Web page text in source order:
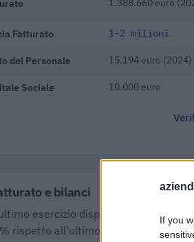
If you
1.388.660 euro
Fatturato 1-2 milioni
del Personale 15.194 euro (2024)
Sociale 10.000 euro
e bilanci
esercizio disponibile (2024) Pls
rispetto all'ultimo bilancio